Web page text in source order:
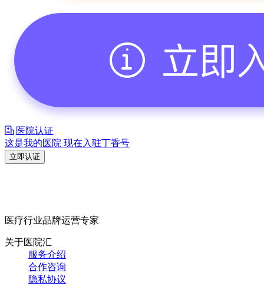
医院认证
这是我的医院 现在入驻丁香号
立即认证
医疗行业品牌运营专家
关于医院汇
服务介绍
合作咨询
隐私协议